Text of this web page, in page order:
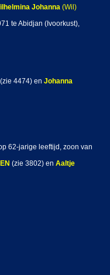
Johanna (Wil)
te Abidjan (Ivoorkust),
(zie 4474) en Johanna
62-jarige leeftijd, zoon van
(zie 3802) en Aaltje